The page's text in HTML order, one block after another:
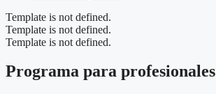
Template is not defined.
Template is not defined.
Template is not defined.
Programa para profesionales